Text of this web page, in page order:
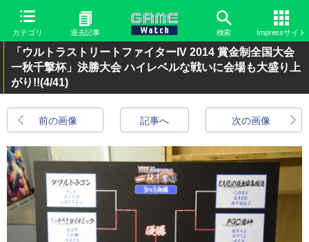
カテゴリ 過去記事 検索 Impressサイト
「ウルトラストリートファイターIV 2014 賞金制全国大会
一秋千撃杯」決勝大会 ハイレベルな戦いに会場も大盛り上
がり!!(4/41)
前の画像 次の画像
記事へ